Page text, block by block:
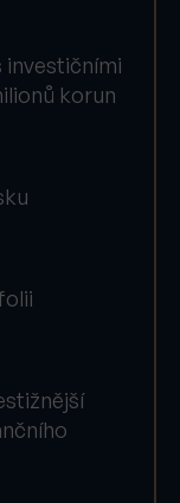
investičními
korun